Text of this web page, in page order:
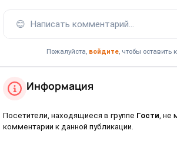
😊 Написать комментарий...
Пожалуйста, войдите, чтобы оставить
Информация
Посетители, находящиеся в группе Гости, не
комментарии к данной публикации.